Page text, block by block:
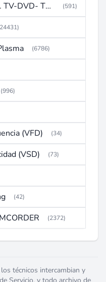
Televideo (TV-VCR. TV-DVD- TV-DVD-VCR) (591)
(6786)
(996)
(VFD) (34)
(VSD) (73)
(42)
(2372)
técnicos intercambian y